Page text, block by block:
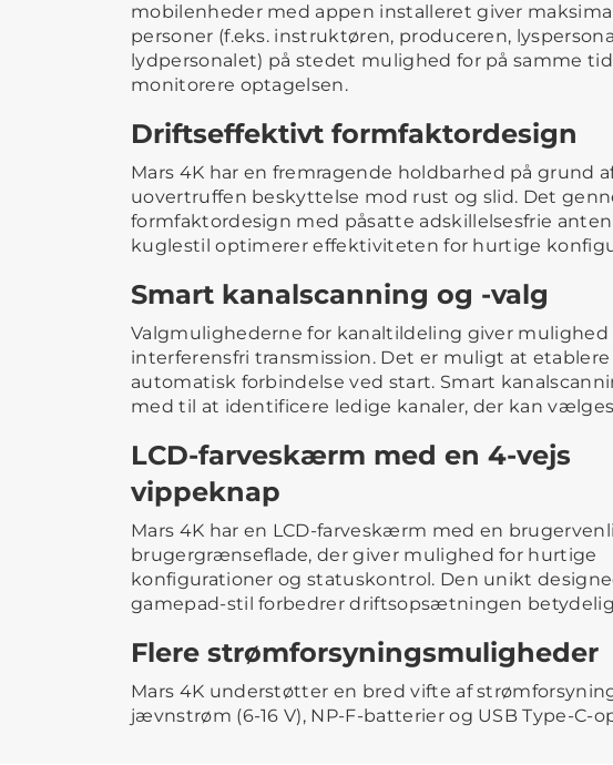
mobilenheder med appen installeret giver
personer (f.eks. instruktøren, produceren,
lydpersonalet) på stedet mulighed for på samme
monitorere optagelsen.
Driftseffektivt formfaktordesign
Mars 4K har en fremragende holdbarhed på grund
uovertruffen beskyttelse mod rust og slid. Det
formfaktordesign med påsatte adskillelsesfrie
kuglestil optimerer effektiviteten for hurtige
Smart kanalscanning og -valg
Valgmulighederne for kanaltildeling giver mulighed
interferensfri transmission. Det er muligt at etablere
automatisk forbindelse ved start. Smart
med til at identificere ledige kanaler, der kan
LCD-farveskærm med en 4-vejs
vippeknap
Mars 4K har en LCD-farveskærm med en
brugergrænseflade, der giver mulighed for hurtige
konfigurationer og statuskontrol. Den unikt
gamepad-stil forbedrer driftsopsætningen
Flere strømforsyningsmuligheder
Mars 4K understøtter en bred vifte af
jævnstrøm (6-16 V), NP-F-batterier og USB Type-C-